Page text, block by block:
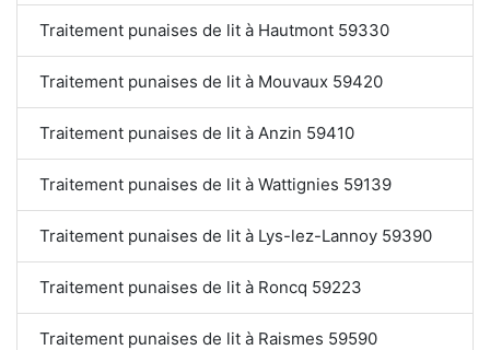
Traitement punaises de lit à Hautmont 59330
Traitement punaises de lit à Mouvaux 59420
Traitement punaises de lit à Anzin 59410
Traitement punaises de lit à Wattignies 59139
Traitement punaises de lit à Lys-lez-Lannoy 59390
Traitement punaises de lit à Roncq 59223
Traitement punaises de lit à Raismes 59590